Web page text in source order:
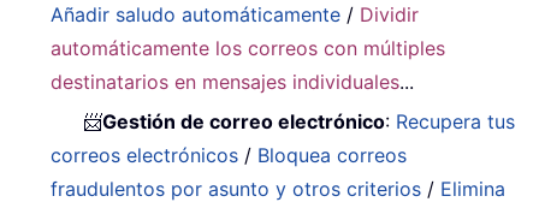
Añadir saludo automáticamente / Dividir
automáticamente los correos con múltiples
destinatarios en mensajes individuales...
📨Gestión de correo electrónico: Recupera tus
correos electrónicos / Bloquea correos
fraudulentos por asunto y otros criterios / Elimina